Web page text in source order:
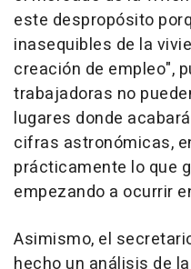
este despropósito
inasequibles de la
creación de empleo",
trabajadoras no
lugares donde
cifras astronómicas,
prácticamente lo que
empezando a ocurrir
Asimismo, el
hecho un análisis de